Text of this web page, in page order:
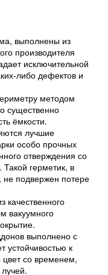
выполнены из
производителя
исключительной
либо дефектов и
методом
существенно
ёмкости.
лучшие
особо прочных
отверждения со
герметик, в
не подвержен потере
вакуумного
выполнено с
к
цвет со временем,